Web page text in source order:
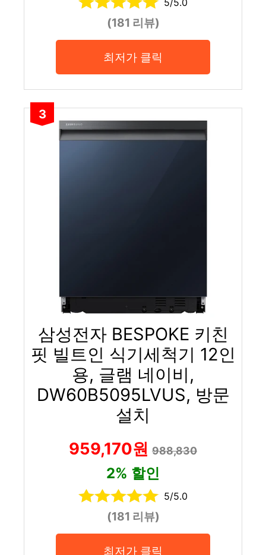
(181 리뷰)
최저가 클릭
3
삼성전자 BESPOKE 키친
핏 빌트인 식기세척기 12인
용, 글램 네이비,
DW60B5095LVUS, 방문
설치
959,170원 988,830
2% 할인
5/5.0
(181 리뷰)
최저가 클릭